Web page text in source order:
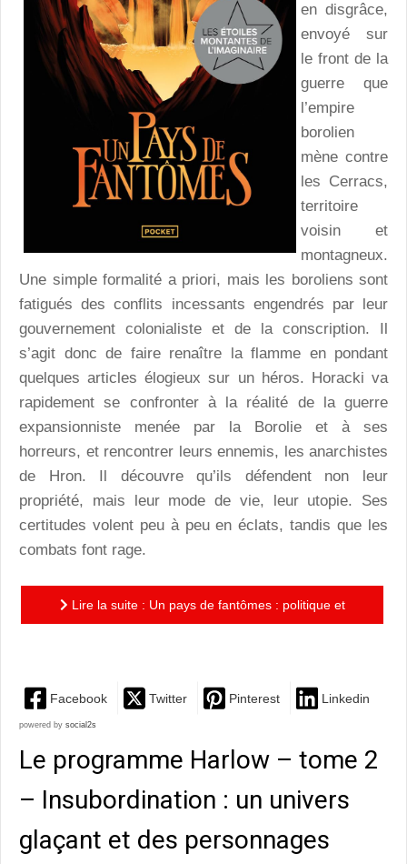
en disgrâce,
envoyé sur
le front de la
guerre que
l’empire
borolien
mène contre
les Cerracs,
territoire
voisin et
montagneux.
Une simple formalité a priori, mais les boroliens sont
fatigués des conflits incessants engendrés par leur
gouvernement colonialiste et de la conscription. Il
s’agit donc de faire renaître la flamme en pondant
quelques articles élogieux sur un héros. Horacki va
rapidement se confronter à la réalité de la guerre
expansionniste menée par la Borolie et à ses
horreurs, et rencontrer leurs ennemis, les anarchistes
de Hron. Il découvre qu’ils défendent non leur
propriété, mais leur mode de vie, leur utopie. Ses
certitudes volent peu à peu en éclats, tandis que les
combats font rage.
Lire la suite : Un pays de fantômes : politique et
Facebook Twitter Pinterest Linkedin
powered by social2s
Le programme Harlow – tome 2
– Insubordination : un univers
glaçant et des personnages